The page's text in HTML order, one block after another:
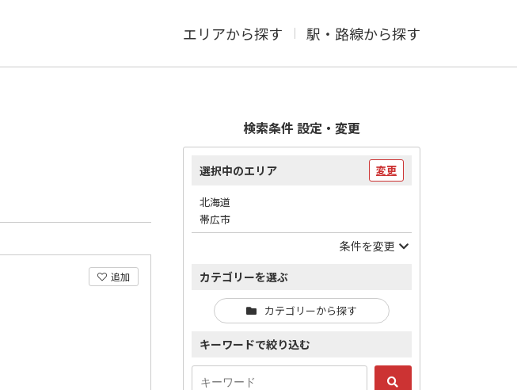
エリアから探す 駅・路線から探す
追加
検索条件 設定・変更
選択中のエリア 変更
北海道
帯広市
条件を変更
カテゴリーを選ぶ
カテゴリーから探す
キーワードで絞り込む